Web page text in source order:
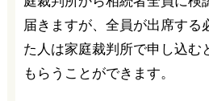
届きますが、全員が出席する
た人は家庭裁判所で申し込む
もらうことができます。